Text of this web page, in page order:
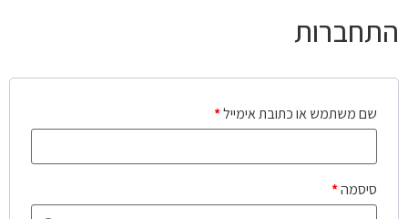
התחברות
שם משתמש או כתובת אימייל*
סיסמה*